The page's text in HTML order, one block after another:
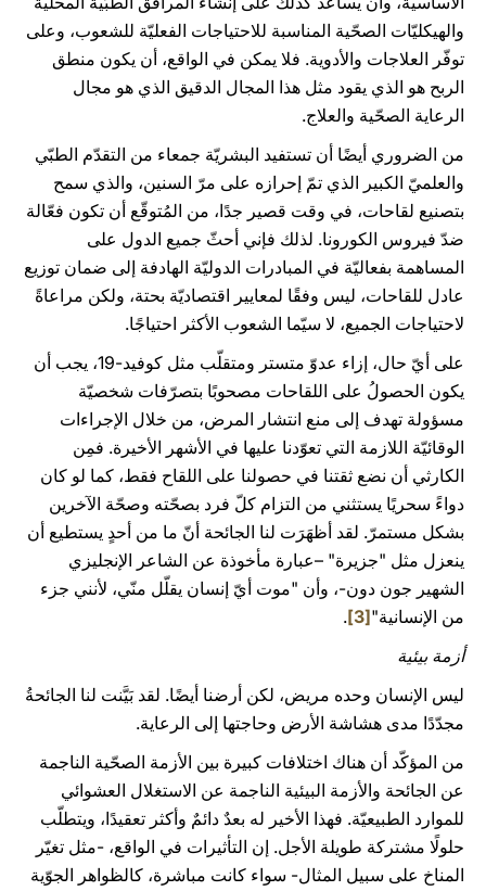
والهيكليّات الصحّية المناسبة للاحتياجات الفعليّة للشعوب، وعلى
توفّر العلاجات والأدوية. فلا يمكن في الواقع، أن يكون منطق
الربح هو الذي يقود مثل هذا المجال الدقيق الذي هو مجال
الرعاية الصحّية والعلاج.
من الضروري أيضًا أن تستفيد البشريّة جمعاء من التقدّم الطبّي
والعلميّ الكبير الذي تمّ إحرازه على مرّ السنين، والذي سمح
بتصنيع لقاحات، في وقت قصير جدًا، من المُتوقّع أن تكون فعّالة
ضدّ فيروس الكورونا. لذلك فإني أحثّ جميع الدول على
المساهمة بفعاليّة في المبادرات الدوليّة الهادفة إلى ضمان توزيع
عادل للقاحات، ليس وفقًا لمعايير اقتصاديّة بحتة، ولكن مراعاةً
لاحتياجات الجميع، لا سيّما الشعوب الأكثر احتياجًا.
على أيّ حال، إزاء عدوّ متستر ومتقلّب مثل كوفيد-19، يجب أن
يكون الحصولُ على اللقاحات مصحوبًا بتصرّفات شخصيّة
مسؤولة تهدف إلى منع انتشار المرض، من خلال الإجراءات
الوقائيّة اللازمة التي تعوّدنا عليها في الأشهر الأخيرة. فمِن
الكارثي أن نضع ثقتنا في حصولنا على اللقاح فقط، كما لو كان
دواءً سحريًا يستثني من التزام كلّ فرد بصحّته وصحّة الآخرين
بشكل مستمرّ. لقد أظهَرَت لنا الجائحة أنّ ما من أحدٍ يستطيع أن
ينعزل مثل "جزيرة" –عبارة مأخوذة عن الشاعر الإنجليزي
الشهير جون دون-، وأن "موت أيّ إنسان يقلّل منّي، لأنني جزء
من الإنسانية"[3]
.
أزمة بيئية
ليس الإنسان وحده مريض، لكن أرضنا أيضًا. لقد بَيَّنت لنا الجائحةُ
مجدّدًا مدى هشاشة الأرض وحاجتها إلى الرعاية.
من المؤكّد أن هناك اختلافات كبيرة بين الأزمة الصحّية الناجمة
عن الجائحة والأزمة البيئية الناجمة عن الاستغلال العشوائي
للموارد الطبيعيّة. فهذا الأخير له بعدٌ دائمٌ وأكثر تعقيدًا، ويتطلّب
حلولًا مشتركة طويلة الأجل. إن التأثيرات في الواقع، -مثل تغيّر
المناخ على سبيل المثال- سواء كانت مباشرة، كالظواهر الجوّية